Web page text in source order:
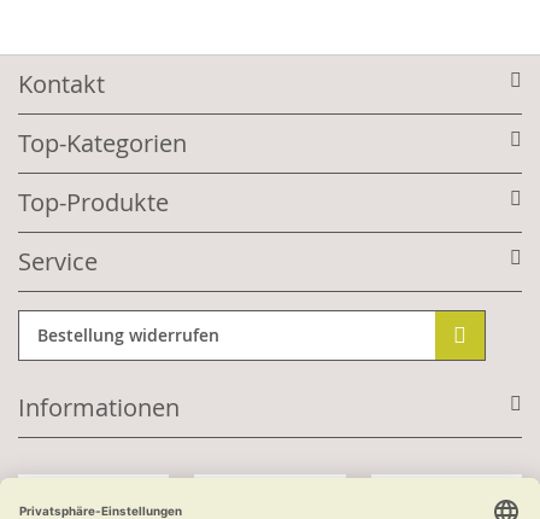
Kontakt
Top-Kategorien
Top-Produkte
Service
Bestellung widerrufen
Informationen